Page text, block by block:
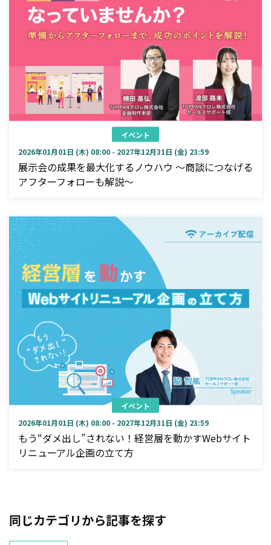
イベント
2026年01月01日 (木) 08:00 - 2027年12月31日 (金) 23:59
展示会の成果を最大化するノウハウ ～商談につなげる
アフターフォローも解説～
イベント
2026年01月01日 (木) 08:00 - 2027年12月31日 (金) 23:59
もう“ダメ出し”されない！経営層を動かすWebサイト
リニューアル企画の立て方
同じカテゴリから記事を探す